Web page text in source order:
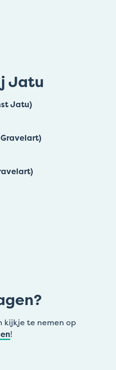
Jatu
Jatu)
kijkje te nemen op
!